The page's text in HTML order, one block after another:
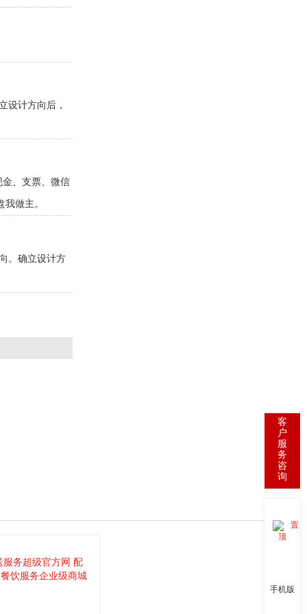
设计方向后，
、支票、微信
做主。
。确立设计方
客
户
服
务
咨
询
置
顶
手机版